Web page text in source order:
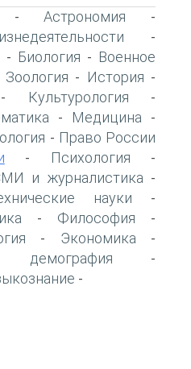
Астрономия -
-
- Биология - Военное
Зоология - История -
Культурология -
- Медицина -
- Право России
- Психология -
и журналистика -
науки -
- Философия -
- Экономика -
-
-